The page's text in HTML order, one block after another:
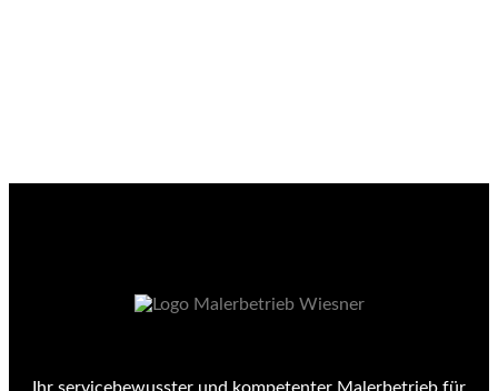
Ihr servicebewusster und kompetenter Malerbetrieb für